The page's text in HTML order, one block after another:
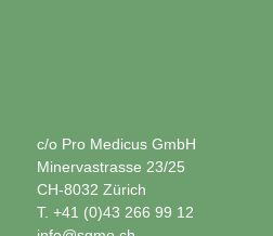
c/o Pro Medicus GmbH
Minervastrasse 23/25
CH-8032 Zürich
T. +41 (0)43 266 99 12